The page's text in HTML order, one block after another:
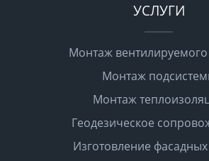
УСЛУГИ
Монтаж
Монтаж
Монтаж
Геодезическое
Изготовление фасадных